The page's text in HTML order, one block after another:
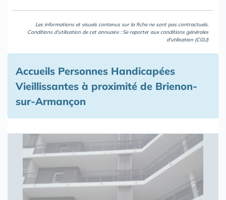
Les informations et visuels contenus sur la fiche ne sont pas contractuels.
Conditions d'utilisation de cet annuaire : Se reporter aux conditions générales
d'utilisation (CGU)
Accueils Personnes Handicapées
Vieillissantes à proximité de Brienon-
sur-Armançon